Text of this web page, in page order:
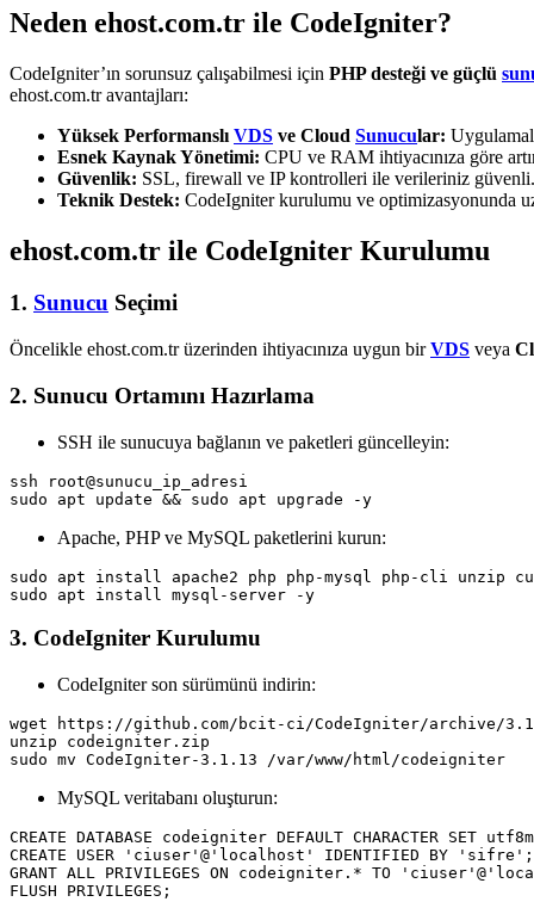
Neden ehost.com.tr ile CodeIgniter?
CodeIgniter’ın sorunsuz çalışabilmesi için PHP desteği ve güçlü
ehost.com.tr avantajları:
Yüksek Performanslı VDS ve Cloud Sunucular:
Esnek Kaynak Yönetimi: CPU ve RAM ihtiyacınıza göre
Güvenlik: SSL, firewall ve IP kontrolleri ile verileriniz güvenli.
Teknik Destek: CodeIgniter kurulumu ve optimizasyonunda
ehost.com.tr ile CodeIgniter Kurulumu
1. Sunucu Seçimi
Öncelikle ehost.com.tr üzerinden ihtiyacınıza uygun birVDS veya
2. Sunucu Ortamını Hazırlama
SSH ile sunucuya bağlanın ve paketleri güncelleyin:
ssh root@sunucu_ip_adresi
Apache, PHP ve MySQL paketlerini kurun:
sudo apt install apache2 php php-mysql php-cli unzip
3. CodeIgniter Kurulumu
CodeIgniter son sürümünü indirin:
wget https://github.com/bcit-ci/CodeIgniter/archive/
unzip codeigniter.zip
MySQL veritabanı oluşturun:
CREATE DATABASE codeigniter DEFAULT CHARACTER SET
CREATE USER 'ciuser'@'localhost' IDENTIFIED BY 'sifre';
GRANT ALL PRIVILEGES ON codeigniter.* TO